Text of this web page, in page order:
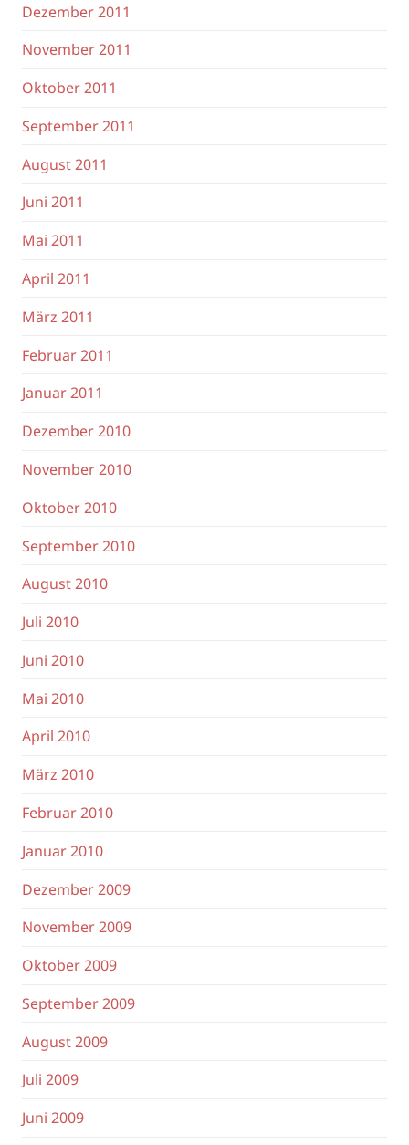
Dezember 2011
November 2011
Oktober 2011
September 2011
August 2011
Juni 2011
Mai 2011
April 2011
März 2011
Februar 2011
Januar 2011
Dezember 2010
November 2010
Oktober 2010
September 2010
August 2010
Juli 2010
Juni 2010
Mai 2010
April 2010
März 2010
Februar 2010
Januar 2010
Dezember 2009
November 2009
Oktober 2009
September 2009
August 2009
Juli 2009
Juni 2009